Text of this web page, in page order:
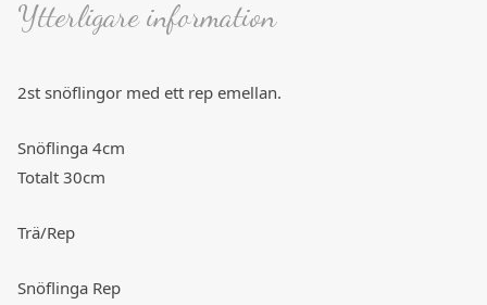
Ytterligare information
2st snöflingor med ett rep emellan.
Snöflinga 4cm
Totalt 30cm
Trä/Rep
Snöflinga Rep